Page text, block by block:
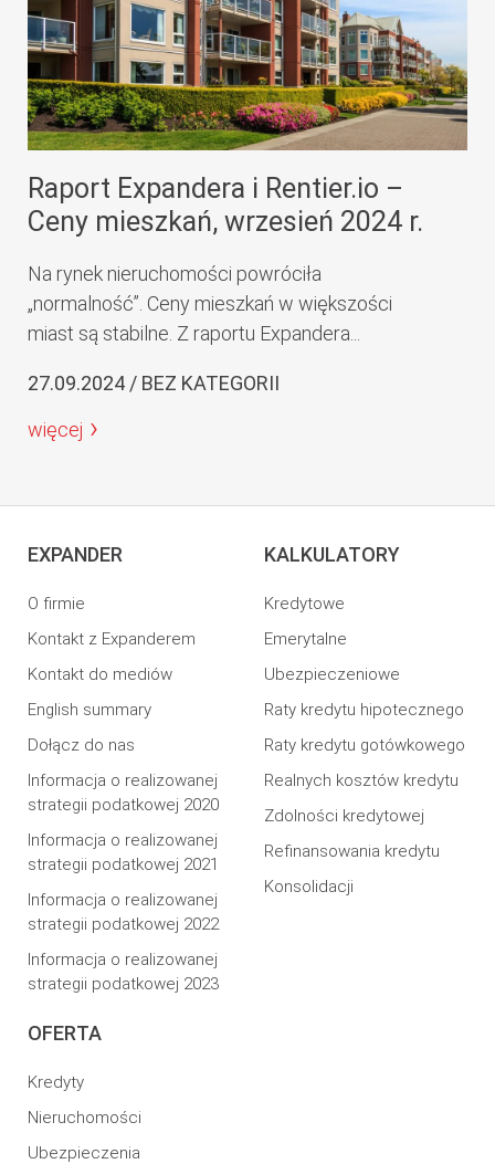
Raport Expandera i Rentier.io –
Ceny mieszkań, wrzesień 2024 r.
Na rynek nieruchomości powróciła
„normalność”. Ceny mieszkań w większości
miast są stabilne. Z raportu Expandera...
27.09.2024 / BEZ KATEGORII
więcej
EXPANDER
O firmie
Kontakt z Expanderem
Kontakt do mediów
English summary
Dołącz do nas
Informacja o realizowanej
strategii podatkowej 2020
Informacja o realizowanej
strategii podatkowej 2021
Informacja o realizowanej
strategii podatkowej 2022
Informacja o realizowanej
strategii podatkowej 2023
OFERTA
Kredyty
Nieruchomości
Ubezpieczenia
KALKULATORY
Kredytowe
Emerytalne
Ubezpieczeniowe
Raty kredytu hipotecznego
Raty kredytu gotówkowego
Realnych kosztów kredytu
Zdolności kredytowej
Refinansowania kredytu
Konsolidacji